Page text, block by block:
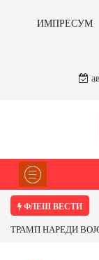
ИМПРЕСУМ
ФЛЕШ ВЕСТИ
ТРАМП НАРЕДИ